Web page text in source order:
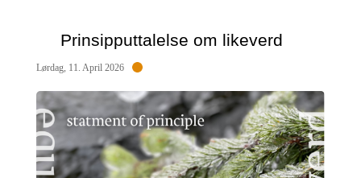
Prinsipputtalelse om likeverd
Lørdag, 11. April 2026